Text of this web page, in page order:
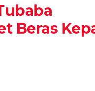
Beras